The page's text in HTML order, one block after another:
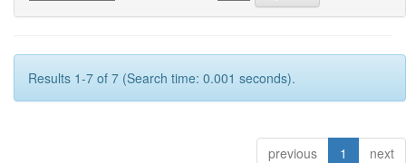
Results 1-7 of 7 (Search time: 0.001 seconds).
previous 1 next